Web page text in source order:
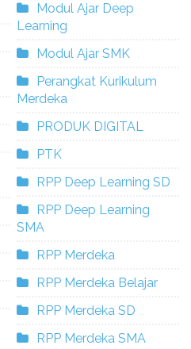
Modul Ajar Deep
Learning
Modul Ajar SMK
Perangkat Kurikulum
Merdeka
PRODUK DIGITAL
PTK
RPP Deep Learning SD
RPP Deep Learning
SMA
RPP Merdeka
RPP Merdeka Belajar
RPP Merdeka SD
RPP Merdeka SMA